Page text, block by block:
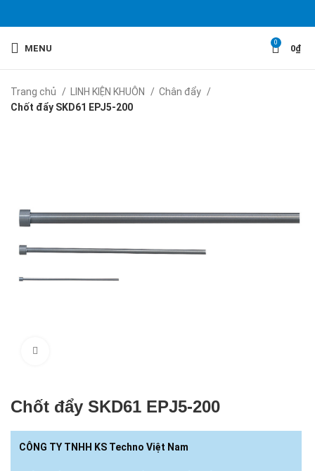
MENU
0
0₫
Trang chủ LINH KIỆN KHUÔN
Chân đẩy
Chốt đẩy SKD61 EPJ5-​200
Chốt đẩy SKD61 EPJ5-​200
CÔNG TY TNHH KS Techno Việt Nam